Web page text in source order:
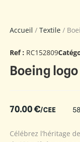
Accueil / Textile /
Ref : RC152809
Boeing
70.00€/CEE
Célébrez l’héritage